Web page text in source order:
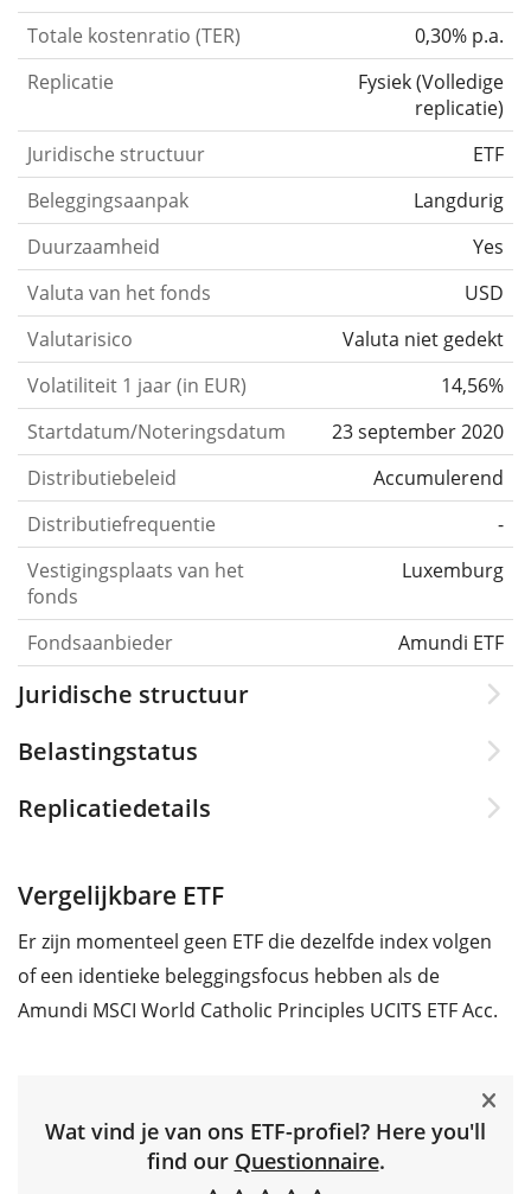
Totale kostenratio (TER)
0,30% p.a.
Replicatie
Fysiek(Volledige
replicatie)
Juridische structuur
ETF
Beleggingsaanpak
Langdurig
Duurzaamheid
Yes
Valuta van het fonds
USD
Valutarisico
Valuta niet gedekt
Volatiliteit 1 jaar (in EUR)
14,56%
Startdatum/Noteringsdatum
23 september 2020
Distributiebeleid
Accumulerend
Distributiefrequentie
-
Vestigingsplaats van het
fonds
Luxemburg
Fondsaanbieder Amundi ETF
Juridische structuur
Belastingstatus
Replicatiedetails
Vergelijkbare ETF
Er zijn momenteel geen ETF die dezelfde index volgen
of een identieke beleggingsfocus hebben als de
Amundi MSCI World Catholic Principles UCITS ETF Acc.
Wat vind je van ons ETF-profiel? Here you'll
find our Questionnaire.